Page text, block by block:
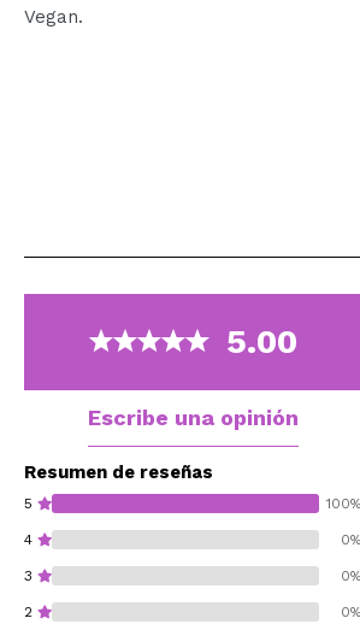
Vegan.
5.00
Escribe una opinión
Resumen de reseñas
5 100%
4 0%
3 0%
2 0%